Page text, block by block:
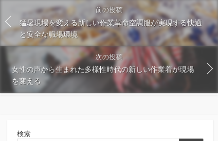
前の投稿
猛暑現場を変える新しい作業革命空調服が実現する快適
と安全な職場環境
次の投稿
女性の声から生まれた多様性時代の新しい作業着が現場
を変える
検索